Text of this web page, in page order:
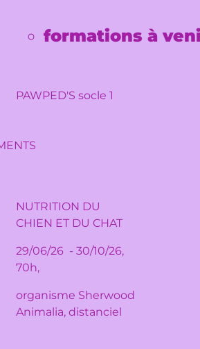
formations à
PAWPED'S socle 1
NUTRITION DU
CHIEN ET DU CHAT
29/06/26 - 30/10/26,
70h,
organisme Sherwood
Animalia, distanciel